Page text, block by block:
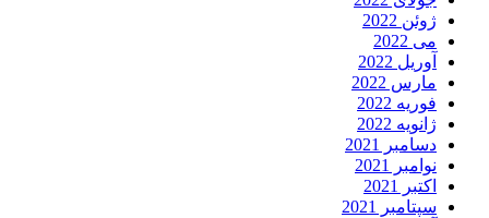
ژوئن 2022
می 2022
آوریل 2022
مارس 2022
فوریه 2022
ژانویه 2022
دسامبر 2021
نوامبر 2021
اکتبر 2021
سپتامبر 2021